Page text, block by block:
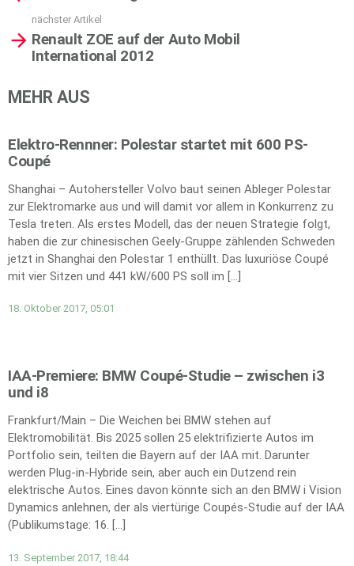
nächster Artikel
Renault ZOE auf der Auto Mobil
International 2012
MEHR AUS
Elektro-Rennner: Polestar startet mit 600 PS-
Coupé
Shanghai – Autohersteller Volvo baut seinen Ableger Polestar
zur Elektromarke aus und will damit vor allem in Konkurrenz zu
Tesla treten. Als erstes Modell, das der neuen Strategie folgt,
haben die zur chinesischen Geely-Gruppe zählenden Schweden
jetzt in Shanghai den Polestar 1 enthüllt. Das luxuriöse Coupé
mit vier Sitzen und 441 kW/600 PS soll im […]
18. Oktober 2017, 05:01
IAA-Premiere: BMW Coupé-Studie – zwischen i3
und i8
Frankfurt/Main – Die Weichen bei BMW stehen auf
Elektromobilität. Bis 2025 sollen 25 elektrifizierte Autos im
Portfolio sein, teilten die Bayern auf der IAA mit. Darunter
werden Plug-in-Hybride sein, aber auch ein Dutzend rein
elektrische Autos. Eines davon könnte sich an den BMW i Vision
Dynamics anlehnen, der als viertürige Coupés-Studie auf der IAA
(Publikumstage: 16. […]
13. September 2017, 18:44